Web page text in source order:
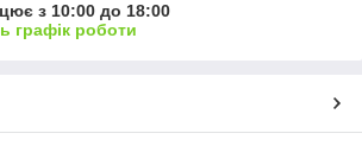
з 10:00 до 18:00
графік роботи